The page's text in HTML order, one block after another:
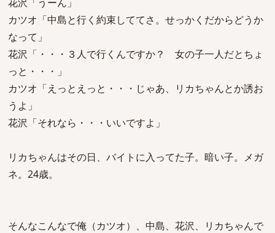
カツオ「中島と行く約束しててさ。せっかくだからどうか
なって」
花沢「・・・３人で行くんですか？ 女の子一人だとちょ
っと・・・」
カツオ「えっとえっと・・・じゃあ、リカちゃんとか誘お
うよ」
花沢「それなら・・・いいですよ」
リカちゃんはその日、バイトに入ってた子。暗い子。メガ
ネ。24歳。
そんなこんなで俺（カツオ）、中島、花沢、リカちゃんで